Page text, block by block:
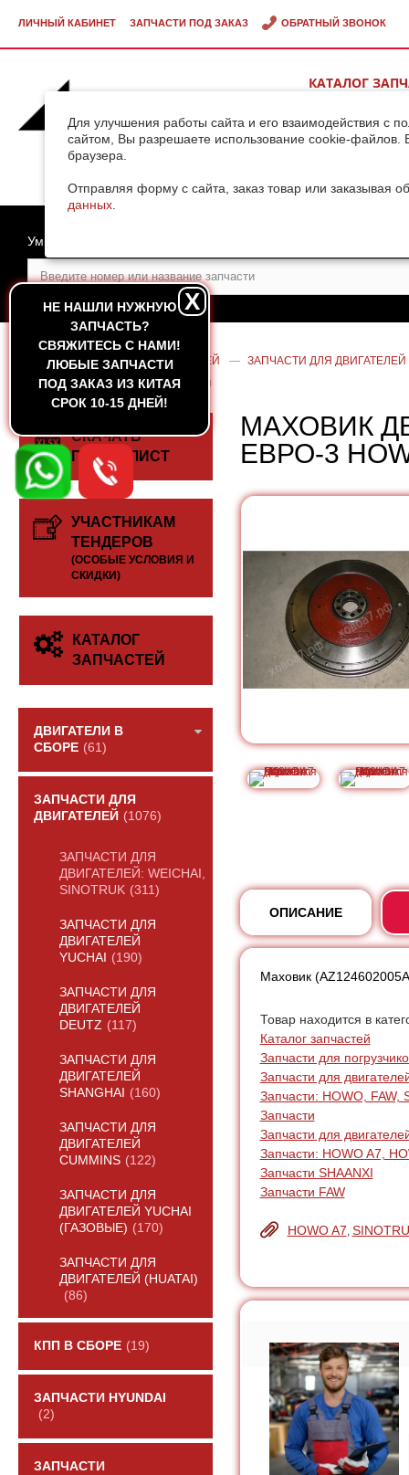
Для улучшения работы сайта и его взаимодействия с
сайтом, Вы разрешаете использование cookie-файлов.
браузера.
Отправляя форму с сайта, заказ товар или заказывая
данных
ЛИЧНЫЙ КАБИНЕТ ЗАПЧАСТИ ПОД ЗАКАЗ ОБРАТНЫЙ ЗВОНОК
КАТАЛОГ
НЕ НАШЛИ НУЖНУЮ
ЗАПЧАСТЬ?
CВЯЖИТЕСЬ С НАМИ!
ЛЮБЫЕ ЗАПЧАСТИ
ПОД ЗАКАЗ ИЗ КИТАЯ
СРОК 10-15 ДНЕЙ!
X
Умный поиск
ГЛАВНАЯ — КАТАЛОГ ЗАПЧАСТЕЙ — ЗАПЧАСТИ ДЛЯ ДВИГАТЕЛЕЙ
SINOTRUK D12 ЕВРО-3 HOWO A7 (А)
СКАЧАТЬ
ПРАЙС-ЛИСТ
УЧАСТНИКАМ
ТЕНДЕРОВ
(ОСОБЫЕ УСЛОВИЯ И
СКИДКИ)
КАТАЛОГ
ЗАПЧАСТЕЙ
ДВИГАТЕЛИ В
СБОРЕ (61)
ЗАПЧАСТИ ДЛЯ
ДВИГАТЕЛЕЙ (1076)
ЗАПЧАСТИ ДЛЯ
ДВИГАТЕЛЕЙ: WEICHAI,
SINOTRUK (311)
ЗАПЧАСТИ ДЛЯ
ДВИГАТЕЛЕЙ
YUCHAI (190)
ЗАПЧАСТИ ДЛЯ
ДВИГАТЕЛЕЙ
DEUTZ (117)
ЗАПЧАСТИ ДЛЯ
ДВИГАТЕЛЕЙ
SHANGHAI (160)
ЗАПЧАСТИ ДЛЯ
ДВИГАТЕЛЕЙ
CUMMINS (122)
ЗАПЧАСТИ ДЛЯ
ДВИГАТЕЛЕЙ YUCHAI
(ГАЗОВЫЕ) (170)
ЗАПЧАСТИ ДЛЯ
ДВИГАТЕЛЕЙ (HUATAI)
(86)
КПП В СБОРЕ (19)
ЗАПЧАСТИ HYUNDAI
(2)
ЗАПЧАСТИ
МАХОВИК
ЕВРО-3
ОПИСАНИЕ
Маховик
Товар находится в
Каталог запчастей
Запчасти для
Запчасти для
Запчасти: HOWO, FAW,
Запчасти
Запчасти для
Запчасти: HOWO A7,
Запчасти SHAANXI
Запчасти FAW
HOWO A7